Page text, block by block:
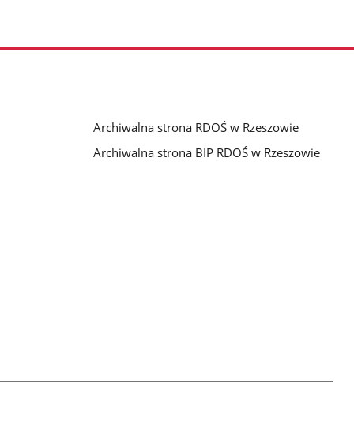
Archiwalna strona RDOŚ w Rzeszowie
Archiwalna strona BIP RDOŚ w Rzeszowie